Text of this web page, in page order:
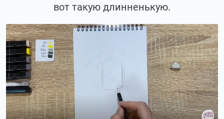
вот такую длинненькую.